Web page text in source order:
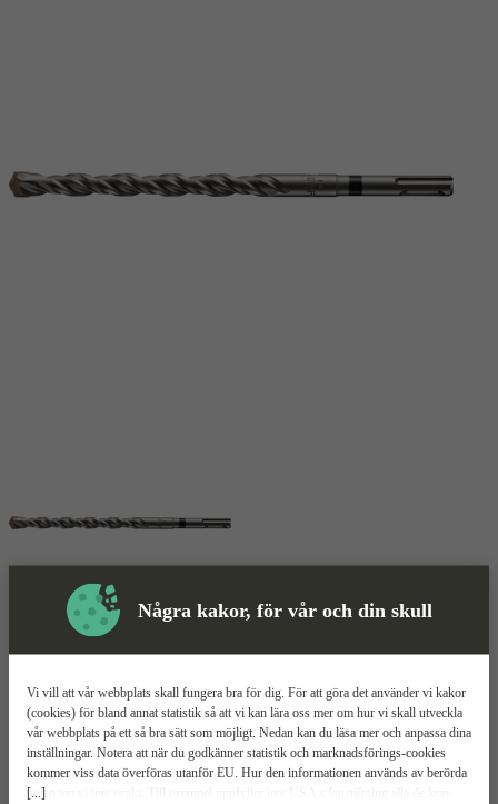
Några kakor, för vår och din skull
[...]
Vi vill att vår webbplats skall fungera bra för dig. För att göra det använder vi kakor
(cookies) för bland annat statistik så att vi kan lära oss mer om hur vi skall utveckla
vår webbplats på ett så bra sätt som möjligt. Nedan kan du läsa mer och anpassa dina
inställningar. Notera att när du godkänner statistik och marknadsförings-cookies
kommer viss data överföras utanför EU. Hur den informationen används av berörda
bolag vet vi inte exakt. Till exempel uppfyller inte USA:s lagstiftning alla de krav
Mer information
Hilti TE-C
SDS-plus fäste
Två skär